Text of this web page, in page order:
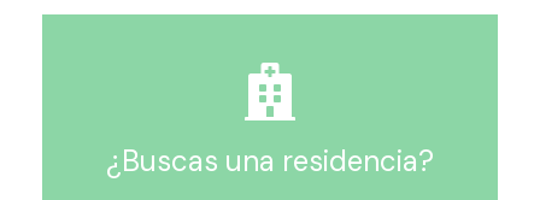
¿Buscas una residencia?